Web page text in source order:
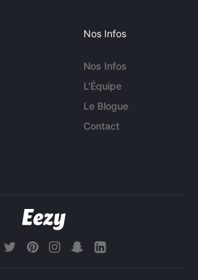
Nos Infos
Nos Infos
L'Équipe
Le Blogue
Contact